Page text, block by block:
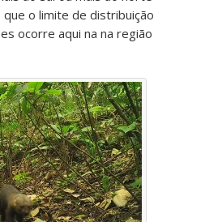
que o limite de distribuição
ocorre aqui na na região